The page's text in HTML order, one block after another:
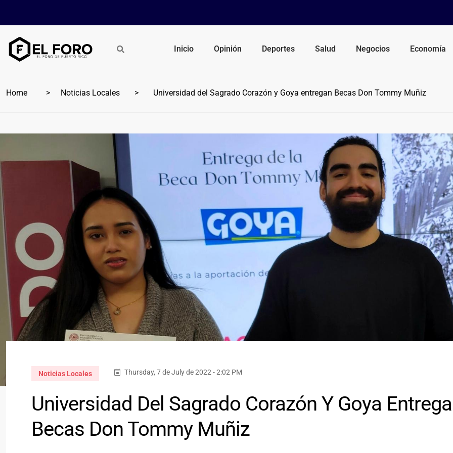
Inicio Opinión Deportes Salud Negocios Economía
Home Noticias Locales Universidad del Sagrado Corazón y Goya entregan Becas Don Tommy Muñiz
Noticias Locales Thursday, 7 de July de 2022 - 2:02 PM
Universidad Del Sagrado Corazón Y Goya
Becas Don Tommy Muñiz